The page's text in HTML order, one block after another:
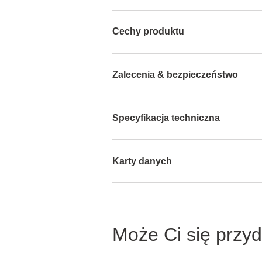
Cechy produktu
Zalecenia & bezpieczeństwo
Specyfikacja techniczna
Karty danych
Może Ci się